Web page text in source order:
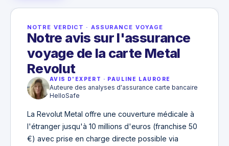
NOTRE VERDICT · ASSURANCE VOYAGE
Notre avis sur l'assurance
voyage de la carte Metal
Revolut
AVIS D'EXPERT · PAULINE LAURORE
Auteure des analyses d'assurance carte bancaire
HelloSafe
La Revolut Metal offre une couverture médicale à
l'étranger jusqu'à 10 millions d'euros (franchise 50
€) avec prise en charge directe possible via